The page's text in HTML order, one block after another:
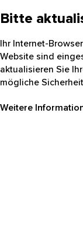
Bitte
Ihr Internet-
Website sind
aktualisieren Sie
mögliche
Weitere